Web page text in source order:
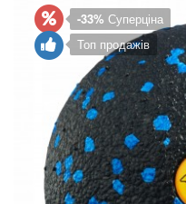
-33% Суперціна
Топ продажів